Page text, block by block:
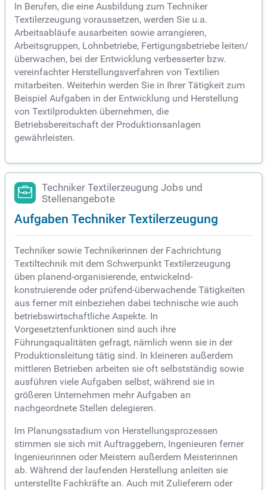
In Berufen, die eine Ausbildung zum Techniker
Textilerzeugung voraussetzen, werden Sie u.a.
Arbeitsabläufe ausarbeiten sowie arrangieren,
Arbeitsgruppen, Lohnbetriebe, Fertigungsbetriebe leiten/
überwachen, bei der Entwicklung verbesserter bzw.
vereinfachter Herstellungsverfahren von Textilien
mitarbeiten. Weiterhin werden Sie in Ihrer Tätigkeit zum
Beispiel Aufgaben in der Entwicklung und Herstellung
von Textilprodukten übernehmen, die
Betriebsbereitschaft der Produktionsanlagen
gewährleisten.
Techniker Textilerzeugung Jobs und
Stellenangebote
Aufgaben Techniker Textilerzeugung
Techniker sowie Technikerinnen der Fachrichtung
Textiltechnik mit dem Schwerpunkt Textilerzeugung
üben planend-organisierende, entwickelnd-
konstruierende oder prüfend-überwachende Tätigkeiten
aus ferner mit einbeziehen dabei technische wie auch
betriebswirtschaftliche Aspekte. In
Vorgesetztenfunktionen sind auch ihre
Führungsqualitäten gefragt, nämlich wenn sie in der
Produktionsleitung tätig sind. In kleineren außerdem
mittleren Betrieben arbeiten sie oft selbstständig sowie
ausführen viele Aufgaben selbst, während sie in
größeren Unternehmen mehr Aufgaben an
nachgeordnete Stellen delegieren.
Im Planungsstadium von Herstellungsprozessen
stimmen sie sich mit Auftraggebern, Ingenieuren ferner
Ingenieurinnen oder Meistern außerdem Meisterinnen
ab. Während der laufenden Herstellung anleiten sie
unterstellte Fachkräfte an. Auch mit Zulieferern oder